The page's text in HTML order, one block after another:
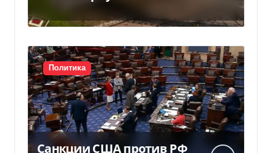
государству — решение
суда — Delo.ua
Политика
Санкции США против РФ